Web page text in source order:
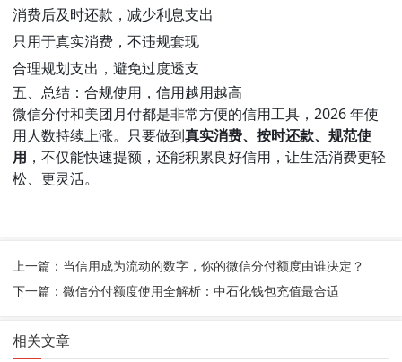
消费后及时还款，减少利息支出
只用于真实消费，不违规套现
合理规划支出，避免过度透支
五、总结：合规使用，信用越用越高
微信分付和美团月付都是非常方便的信用工具，2026 年使
用人数持续上涨。只要做到真实消费、按时还款、规范使
用 ，不仅能快速提额，还能积累良好信用，让生活消费更轻
松、更灵活。
上一篇：当信用成为流动的数字，你的微信分付额度由谁决定？
下一篇：微信分付额度使用全解析：中石化钱包充值最合适
相关文章